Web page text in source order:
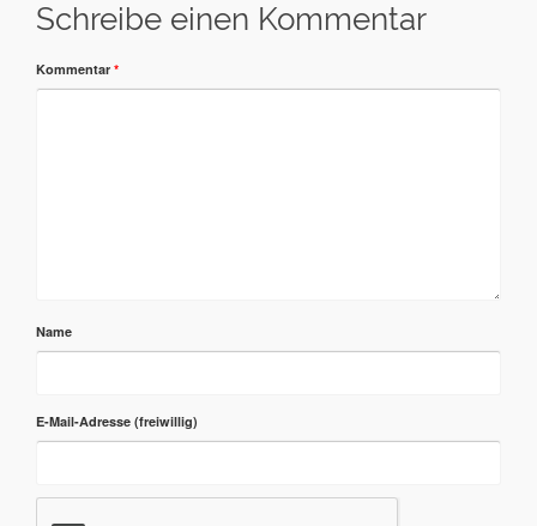
Schreibe einen Kommentar
Kommentar *
Name
E-Mail-Adresse